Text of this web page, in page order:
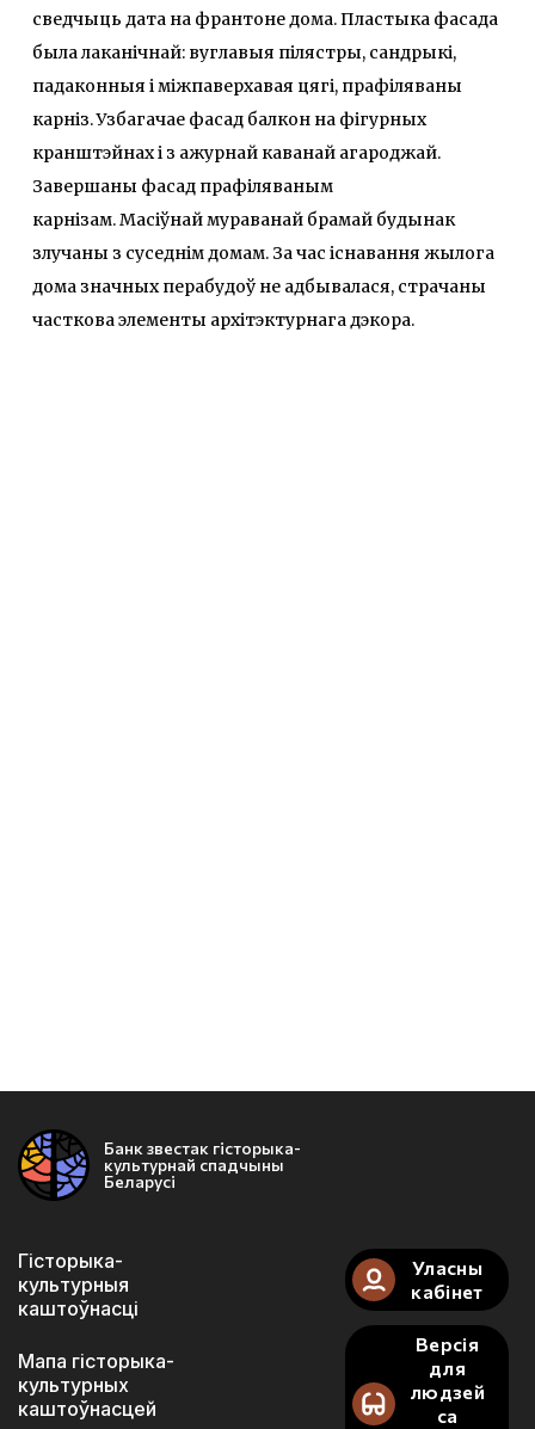
сведчыць дата на франтоне дома. Пластыка фасада
была лаканічнай: вуглавыя пілястры, сандрыкі,
падаконныя і міжпаверхавая цягі, прафіляваны
карніз. Узбагачае фасад балкон на фігурных
кранштэйнах і з ажурнай каванай агароджай.
Завершаны фасад прафіляваным
карнізам. Масіўнай мураванай брамай будынак
злучаны з суседнім домам. За час існавання жылога
дома значных перабудоў не адбывалася, страчаны
часткова элементы архітэктурнага дэкора.
Банк звестак гісторыка-
культурнай спадчыны
Беларусі
Гісторыка-
культурныя
каштоўнасці
Мапа гісторыка-
культурных
каштоўнасцей
Уласны
кабінет
Версія
для
людзей
са